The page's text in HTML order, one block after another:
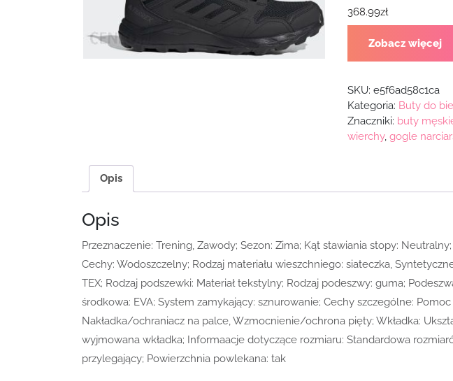
368.99zł
Zobacz więcej
SKU: e5f6ad58c1ca
Kategoria: Buty do
Znaczniki: buty
wierchy, gogle
Opis
Opis
Przeznaczenie: Trening, Zawody; Sezon: Zima; Kąt stawiania stopy:
Cechy: Wodoszczelny; Rodzaj materiału wieszchniego: siateczka,
TEX; Rodzaj podszewki: Materiał tekstylny; Rodzaj podeszwy: guma;
środkowa: EVA; System zamykający: sznurowanie; Cechy szczególne: Pomoc
Nakładka/ochraniacz na palce, Wzmocnienie/ochrona pięty; Wkładka:
wyjmowana wkładka; Informaacje dotyczące rozmiaru: Standardowa
przylegający; Powierzchnia powlekana: tak